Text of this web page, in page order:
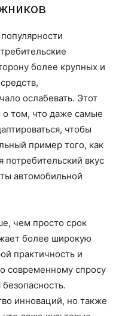
более крупных и
ослабевать. Этот
о том, что даже самые
чтобы
пример того, как
вкус
автомобильной
чем просто срок
более широкую
практичность и
современному спросу
инноваций, но также